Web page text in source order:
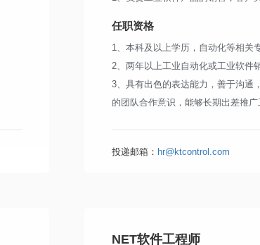
任职资格
1、本科及以上学历，自动化等相关
2、两年以上工业自动化或工业软件
3、具有出色的表达能力，善于沟通
的团队合作意识，能够长期出差推广
投递邮箱： hr@ktcontrol.com
NET软件工程师